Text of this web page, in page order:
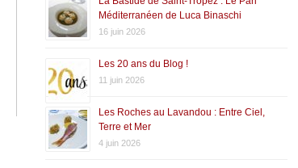
Méditerranéen de Luca Binaschi
16 juin 2026
Les 20 ans du Blog !
11 juin 2026
Les Roches au Lavandou : Entre Ciel,
Terre et Mer
4 juin 2026